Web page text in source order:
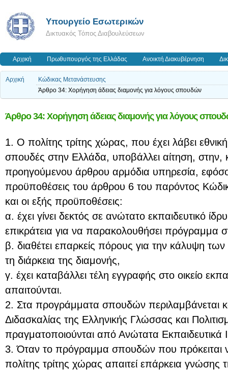
Υπουργείο Εσωτερικών
Δικτυακός Τόπος Διαβουλεύσεων
Αρχική Πρωθυπουργός της Ελλάδας Ανοικτή Διακυβέρνηση
Αρχική
Κώδικας Μετανάστευσης
Άρθρο 34: Χορήγηση άδειας διαμονής για λόγους σπουδών
Άρθρο 34: Χορήγηση άδειας διαμονής για λόγους
1. Ο πολίτης τρίτης χώρας, που έχει λάβει
σπουδές στην Ελλάδα, υποβάλλει αίτηση,
προηγούμενου άρθρου αρμόδια υπηρεσία,
προϋποθέσεις του άρθρου 6 του παρόντος
και οι εξής προϋποθέσεις:
α. έχει γίνει δεκτός σε ανώτατο εκπαιδευτικό
επικράτεια για να παρακολουθήσει πρόγραμμα
β. διαθέτει επαρκείς πόρους για την κάλυψη
τη διάρκεια της διαμονής,
γ. έχει καταβάλλει τέλη εγγραφής στο οικείο
απαιτούνται.
2. Στα προγράμματα σπουδών περιλαμβάνεται
Διδασκαλίας της Ελληνικής Γλώσσας και
πραγματοποιούνται από Ανώτατα Εκπαιδευτικά
3. Όταν το πρόγραμμα σπουδών που πρόκειται
πολίτης τρίτης χώρας απαιτεί επάρκεια